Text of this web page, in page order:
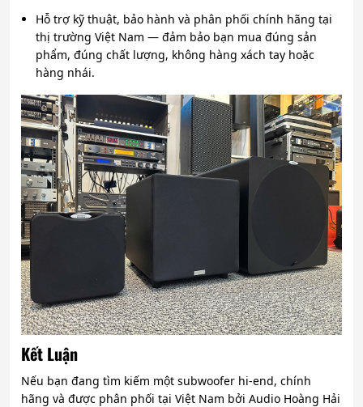
Hỗ trợ kỹ thuật, bảo hành và phân phối chính hãng tại
thị trường Việt Nam — đảm bảo bạn mua đúng sản
phẩm, đúng chất lượng, không hàng xách tay hoặc
hàng nhái.
Kết Luận
Nếu bạn đang tìm kiếm một subwoofer hi-end, chính
hãng và được phân phối tại Việt Nam bởi Audio Hoàng Hải